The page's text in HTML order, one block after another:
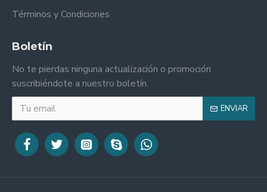
Términos y Condiciones
Boletín
No te pierdas ninguna actualización o promoción
suscribiéndote a nuestro boletín.
ENVIAR